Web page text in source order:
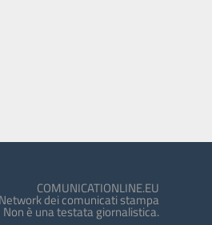
COMUNICATIONLINE.EU
dei comunicati stampa
Non è una testata giornalistica.